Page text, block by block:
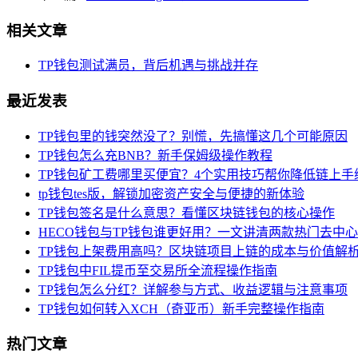
相关文章
TP钱包测试满员，背后机遇与挑战并存
最近发表
TP钱包里的钱突然没了？别慌，先搞懂这几个可能原因
TP钱包怎么充BNB？新手保姆级操作教程
TP钱包矿工费哪里买便宜？4个实用技巧帮你降低链上手
tp钱包tes版，解锁加密资产安全与便捷的新体验
TP钱包签名是什么意思？看懂区块链钱包的核心操作
HECO钱包与TP钱包谁更好用？一文讲清两款热门去中
TP钱包上架费用高吗？区块链项目上链的成本与价值解
TP钱包中FIL提币至交易所全流程操作指南
TP钱包怎么分红？详解参与方式、收益逻辑与注意事项
TP钱包如何转入XCH（奇亚币）新手完整操作指南
热门文章